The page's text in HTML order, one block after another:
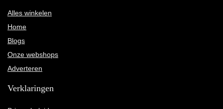
Alles winkelen
Home
Blogs
Onze webshops
Adverteren
Verklaringen